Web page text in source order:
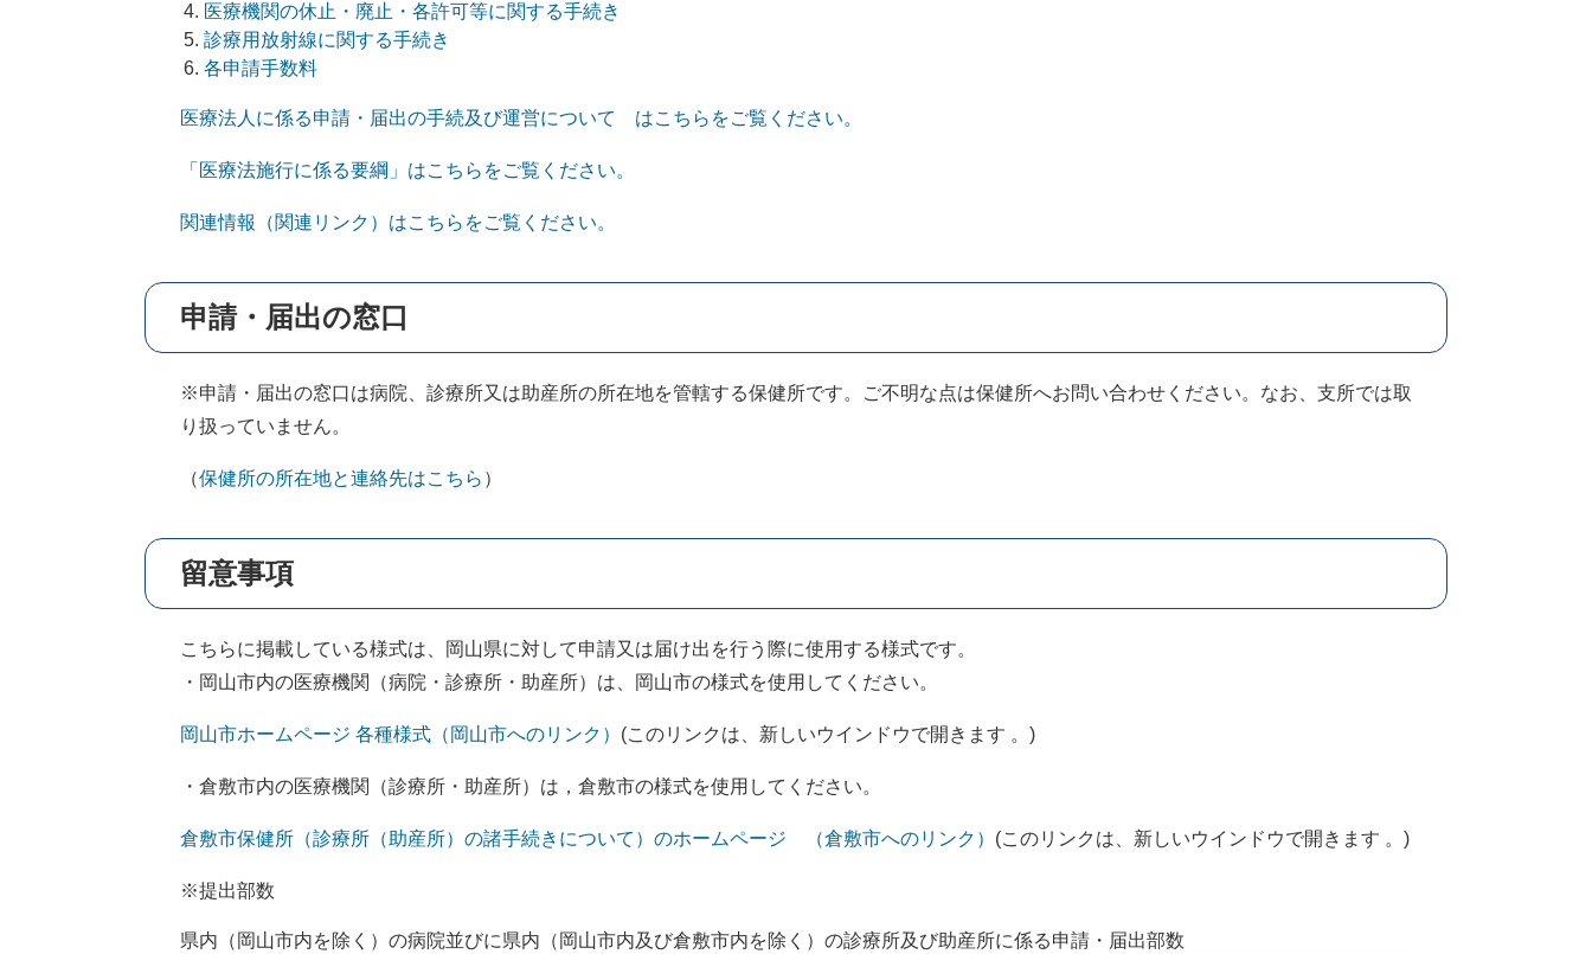
医療機関の休止・廃止・各許可等に関する手続き
診療用放射線に関する手続き
各申請手数料
医療法人に係る申請・届出の手続及び運営について はこちらをご覧ください。
「医療法施行に係る要綱」はこちらをご覧ください。
関連情報（関連リンク）はこちらをご覧ください。
申請・届出の窓口
※申請・届出の窓口は病院、診療所又は助産所の所在地を管轄する保健所です。ご不明な点は保健所へお問い合わせください。なお、支所では取
り扱っていません。
（保健所の所在地と連絡先はこちら ）
留意事項
こちらに掲載している様式は、岡山県に対して申請又は届け出を行う際に使用する様式です。
・岡山市内の医療機関（病院・診療所・助産所）は、岡山市の様式を使用してください。
岡山市ホームページ 各種様式（岡山市へのリンク） (このリンクは、新しいウインドウで開きます 。)
・倉敷市内の医療機関（診療所・助産所）は，倉敷市の様式を使用してください。
倉敷市保健所（診療所（助産所）の諸手続きについて）のホームページ （倉敷市へのリンク） (このリンクは、新しいウインドウで開きます 。)
※提出部数
県内（岡山市内を除く）の病院並びに県内（岡山市内及び倉敷市内を除く）の診療所及び助産所に係る申請・届出部数